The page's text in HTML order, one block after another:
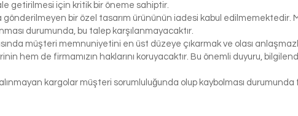
getirilmesi için kritik bir öneme sahiptir.
gönderilmeyen bir özel tasarım ürününün iadesi kabul edilmemektedir.
durumunda, bu talep karşılanmayacaktır.
müşteri memnuniyetini en üst düzeye çıkarmak ve olası
hem de firmamızın haklarını koruyacaktır. Bu önemli duyuru,
kargolar müşteri sorumluluğunda olup kaybolması durumunda